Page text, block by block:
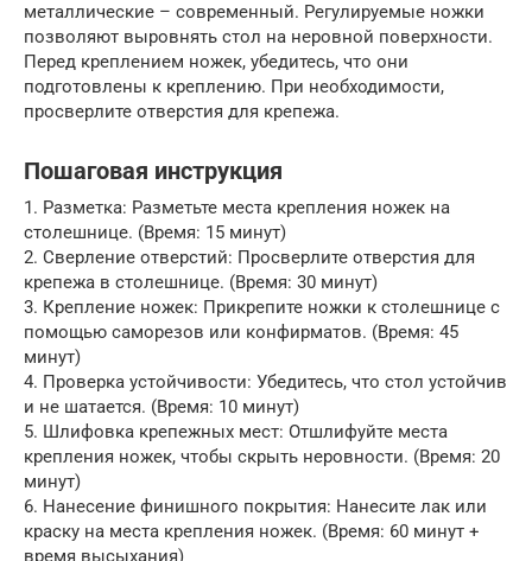
металлические – современный. Регулируемые ножки
позволяют выровнять стол на неровной поверхности.
Перед креплением ножек, убедитесь, что они
подготовлены к креплению. При необходимости,
просверлите отверстия для крепежа.
Пошаговая инструкция
1. Разметка: Разметьте места крепления ножек на
столешнице. (Время: 15 минут)
2. Сверление отверстий: Просверлите отверстия для
крепежа в столешнице. (Время: 30 минут)
3. Крепление ножек: Прикрепите ножки к столешнице с
помощью саморезов или конфирматов. (Время: 45
минут)
4. Проверка устойчивости: Убедитесь, что стол устойчив
и не шатается. (Время: 10 минут)
5. Шлифовка крепежных мест: Отшлифуйте места
крепления ножек, чтобы скрыть неровности. (Время: 20
минут)
6. Нанесение финишного покрытия: Нанесите лак или
краску на места крепления ножек. (Время: 60 минут +
время высыхания)